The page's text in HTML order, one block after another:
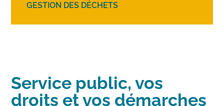
GESTION DES DÉCHETS
Service public, vos
droits et vos démarches